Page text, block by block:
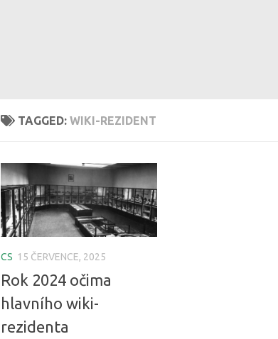
TAGGED: WIKI-REZIDENT
CS 15 ČERVENCE, 2025
Rok 2024 očima
hlavního wiki-
rezidenta